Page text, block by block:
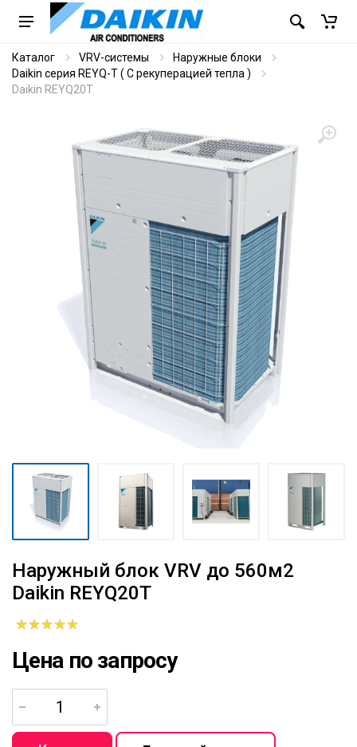
Каталог VRV-системы
Наружные блоки
Daikin серия REYQ-T ( С рекуперацией тепла )
Daikin REYQ20T
Наружный блок VRV до 560м2
Daikin REYQ20T
Цена по запросу